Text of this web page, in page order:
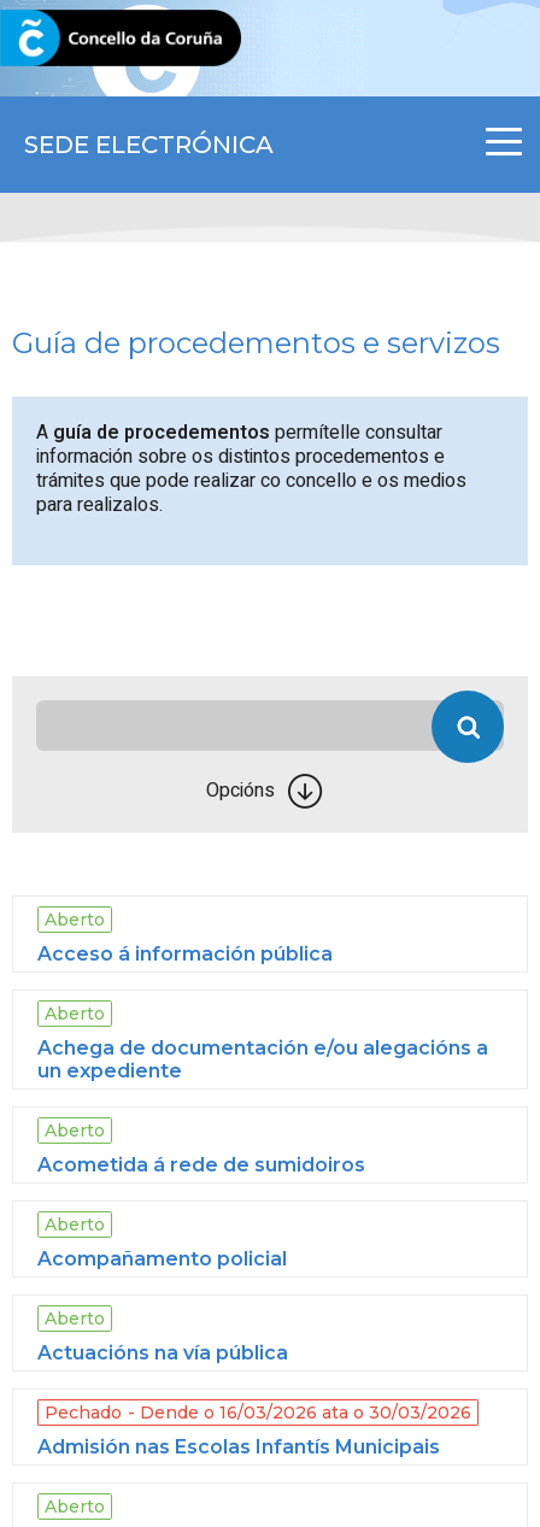
SEDE ELECTRÓNICA
CORUNA.GAL
Guía de procedementos e servizos
A guía de procedementos permítelle consultar
información sobre os distintos procedementos e
trámites que pode realizar co concello e os medios
para realizalos.
Opcións
Aberto
Acceso á información pública
Aberto
Achega de documentación e/ou alegacións a
un expediente
Aberto
Acometida á rede de sumidoiros
Aberto
Acompañamento policial
Aberto
Actuacións na vía pública
Pechado Dende o 16/03/2026 ata o 30/03/2026
Admisión nas Escolas Infantís Municipais
Aberto